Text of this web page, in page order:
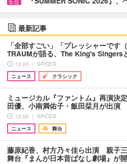
位
最新記事
「全部すごい」「プレッシャーで
TRAUMが語る、The King's Singers
12:00 ｜ SPICER
ニュース
クラシック
ミュージカル『ファントム』再演
田優、小南満佑子・飯田栞月が出演
12:00 ｜ SPICER
ニュース
舞台
藤原紀香、村方乃々佳ら出演 親子
舞台『まんが日本昔ばなし劇場』が